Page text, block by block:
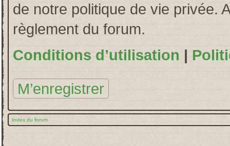
de notre politique de vie privée.
règlement du forum.
Conditions d’utilisation |
M’enregistrer
Index du forum